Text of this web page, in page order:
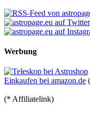
Werbung
Einkaufen bei amazon.de
(* Affiliatelink)